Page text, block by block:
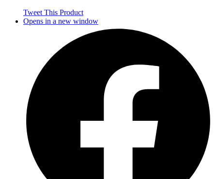
Tweet This Product
Opens in a new window